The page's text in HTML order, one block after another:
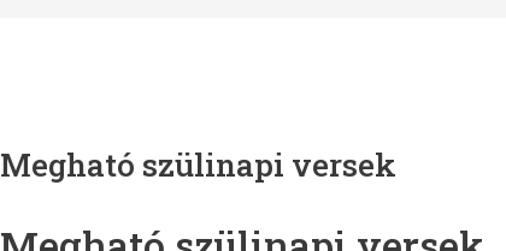
Megható szülinapi versek